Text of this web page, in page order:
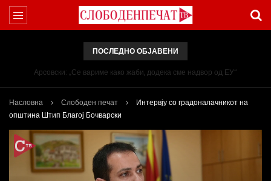
ПОСЛЕДНО ОБЈАВЕНИ
Арсовски: „Се вариме како жаби, додека сме надвор од ЕУ“
Насловна Слободен печат
Интервју со градоналачникот на
општина Штип Благој Бочварски